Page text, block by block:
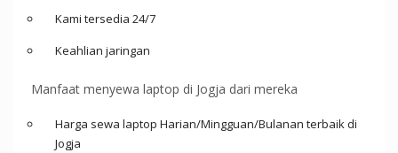
Kami tersedia 24/7
Keahlian jaringan
Manfaat menyewa laptop di Jogja dari mereka
Harga sewa laptop Harian/Mingguan/Bulanan terbaik di
Jogja